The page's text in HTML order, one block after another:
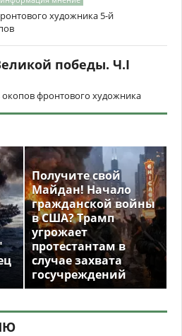
художника 5-й
победы. Ч.I
окопов фронтового художника
Получите свой
Майдан! Начало
гражданской войны
в США? Трамп
угрожает
протестантам в
случае захвата
госучреждений